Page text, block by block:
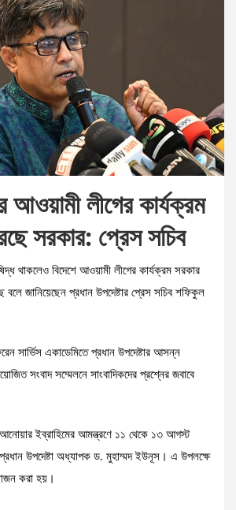
আওয়ামী লীগের কার্যক্রম
সরকার: প্রেস সচিব
থাকলেও বিদেশে আওয়ামী লীগের কার্যক্রম সরকার
বলে জানিয়েছেন প্রধান উপদেষ্টার প্রেস সচিব শফিকুল
সার্ভিস একাডেমিতে প্রধান উপদেষ্টার আসন্ন
সংবাদ সম্মেলনে সাংবাদিকদের প্রশ্নের জবাবে
আনোয়ার ইব্রাহিমের আমন্ত্রণে ১১ থেকে ১৩ আগস্ট
উপদেষ্টা অধ্যাপক ড. মুহাম্মদ ইউনূস। এ উপলক্ষে
করা হয়।